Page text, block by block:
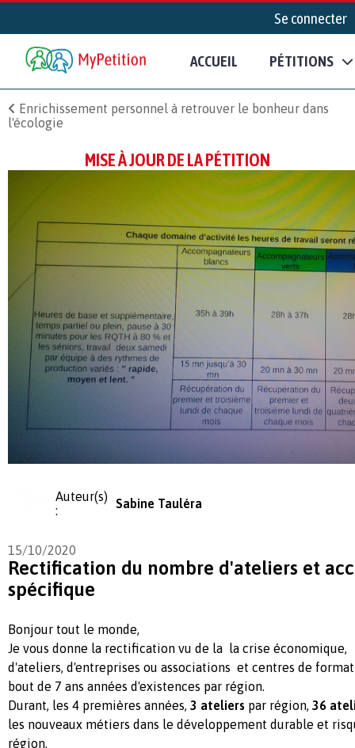
Se connecter
ACCUEIL PÉTITIONS
Enrichissement personnel à retrouver le bonheur dans
l'écologie
MISE À JOUR DE LA PÉTITION
Auteur(s)
:
Sabine Tauléra
15/10/2020
Rectification du nombre d'ateliers et
spécifique
Bonjour tout le monde,
Je vous donne la rectification vu de la la crise
d'ateliers, d'entreprises ou associations et centres de
bout de 7 ans années d'existences par région.
Durant, les 4 premières années, 3 ateliers par région, 36
les nouveaux métiers dans le développement durable et
région.